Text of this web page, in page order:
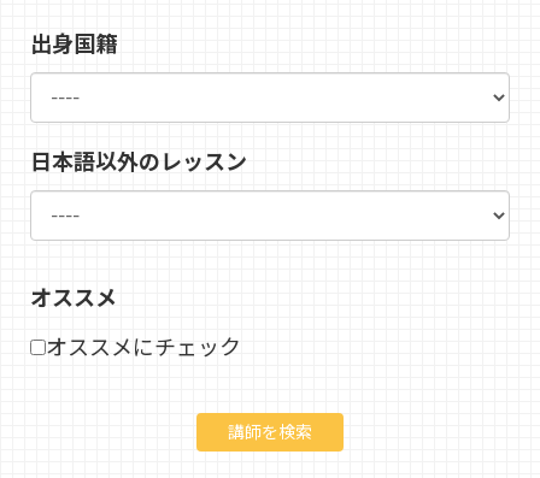
出身国籍
日本語以外のレッスン
オススメ
オススメにチェック